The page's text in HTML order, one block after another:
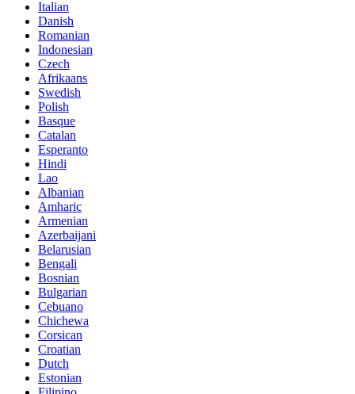
Italian
Danish
Romanian
Indonesian
Czech
Afrikaans
Swedish
Polish
Basque
Catalan
Esperanto
Hindi
Lao
Albanian
Amharic
Armenian
Azerbaijani
Belarusian
Bengali
Bosnian
Bulgarian
Cebuano
Chichewa
Corsican
Croatian
Dutch
Estonian